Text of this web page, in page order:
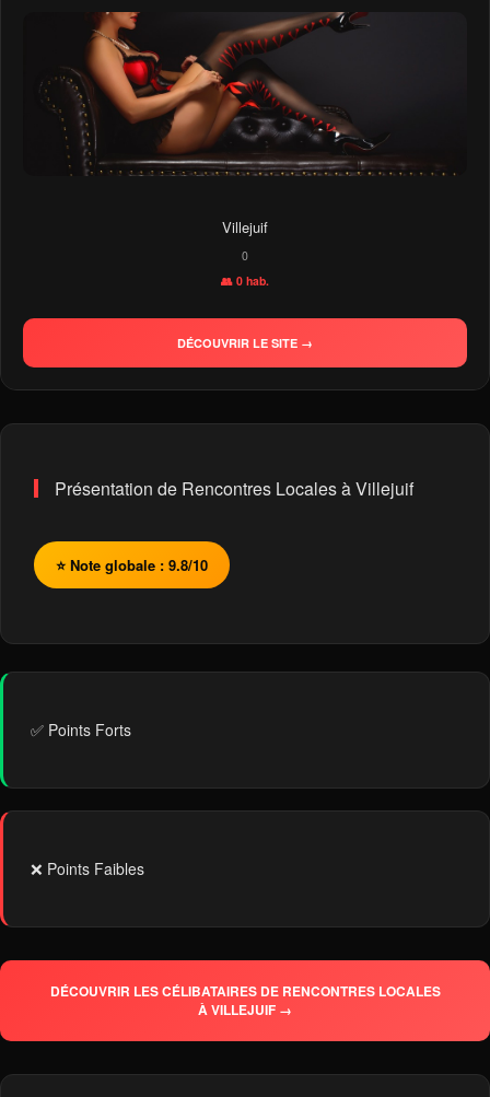
Villejuif
0
👥 0 hab.
DÉCOUVRIR LE SITE →
Présentation de Rencontres Locales à Villejuif
⭐ Note globale : 9.8/10
✅ Points Forts
❌ Points Faibles
DÉCOUVRIR LES CÉLIBATAIRES DE RENCONTRES LOCALES
À VILLEJUIF →